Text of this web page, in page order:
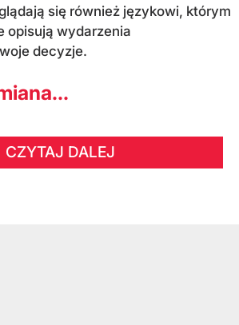
się również językowi, którym
opisują wydarzenia
decyzje.
CZYTAJ DALEJ